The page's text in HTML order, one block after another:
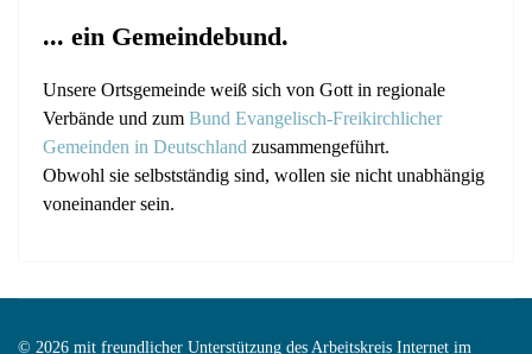
... ein Gemeindebund.
Unsere Ortsgemeinde weiß sich von Gott in regionale
Verbände und zum Bund Evangelisch-Freikirchlicher
Gemeinden in Deutschland zusammengeführt.
Obwohl sie selbstständig sind, wollen sie nicht unabhängig
voneinander sein.
© 2026 mit freundlicher Unterstützung des Arbeitskreis Internet im